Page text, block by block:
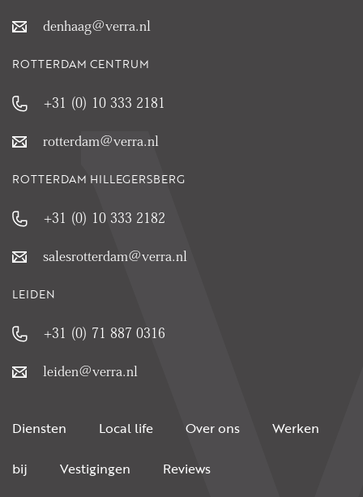
denhaag@verra.nl
ROTTERDAM CENTRUM
+31 (0) 10 333 2181
rotterdam@verra.nl
ROTTERDAM HILLEGERSBERG
+31 (0) 10 333 2182
salesrotterdam@verra.nl
LEIDEN
+31 (0) 71 887 0316
leiden@verra.nl
Diensten Local life Over ons Werken
bij Vestigingen Reviews